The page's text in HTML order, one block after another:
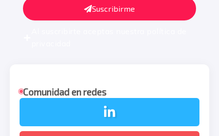
Suscribirme
Comunidad en redes